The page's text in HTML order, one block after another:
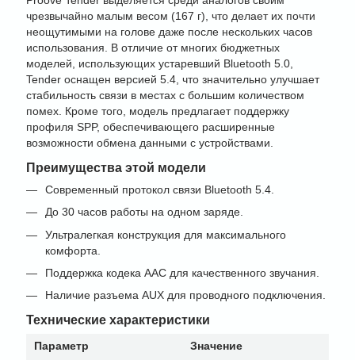
чрезвычайно малым весом (167 г), что делает их почти
неощутимыми на голове даже после нескольких часов
использования. В отличие от многих бюджетных
моделей, использующих устаревший Bluetooth 5.0,
Tender оснащен версией 5.4, что значительно улучшает
стабильность связи в местах с большим количеством
помех. Кроме того, модель предлагает поддержку
профиля SPP, обеспечивающего расширенные
возможности обмена данными с устройствами.
Преимущества этой модели
Современный протокол связи Bluetooth 5.4.
До 30 часов работы на одном заряде.
Ультралегкая конструкция для максимального
комфорта.
Поддержка кодека AAC для качественного звучания.
Наличие разъема AUX для проводного подключения.
Технические характеристики
Параметр
Значение